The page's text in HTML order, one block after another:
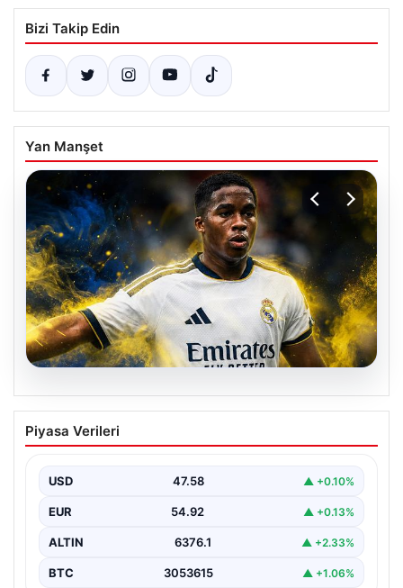
Bizi Takip Edin
Yan Manşet
05.08.2026
Fenerbahçe, Real Madrid’in genç
yıldızını transfer ediyor!
Piyasa Verileri
USD 47.58 ▲ +0.10%
EUR 54.92 ▲ +0.13%
ALTIN 6376.1 ▲ +2.33%
BTC 3053615 ▲ +1.06%